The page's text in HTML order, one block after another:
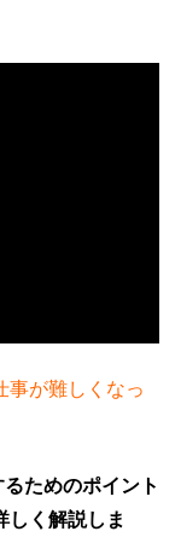
事が難しくなっ
ためのポイント
しく解説しま